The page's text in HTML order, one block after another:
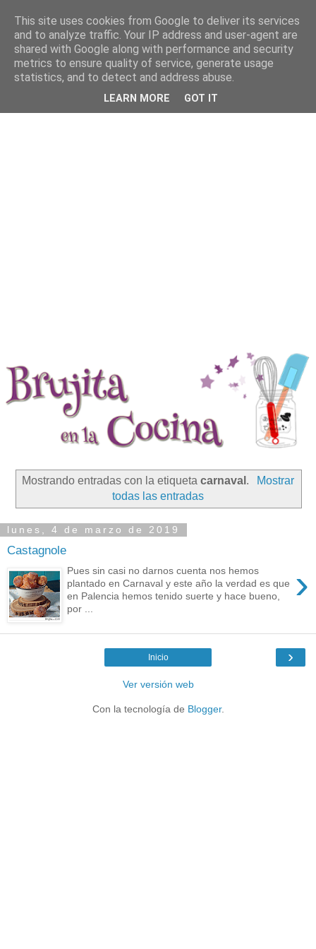
Mostrando entradas con la etiquetacarnaval .
Mostrar
todas las entradas
lunes, 4 de marzo de 2019
Castagnole
›
Pues sin casi no darnos cuenta nos hemos
plantado en Carnaval y este año la verdad es que
en Palencia hemos tenido suerte y hace bueno,
por ...
›
Inicio
Ver versión web
Con la tecnología de Blogger.
This site uses cookies from Google to deliver its services
and to analyze traffic. Your IP address and user-agent are
shared with Google along with performance and security
metrics to ensure quality of service, generate usage
statistics, and to detect and address abuse.
LEARN MORE GOT IT